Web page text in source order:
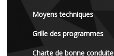
Moyens techniques
Grille des programmes
Charte de bonne conduite